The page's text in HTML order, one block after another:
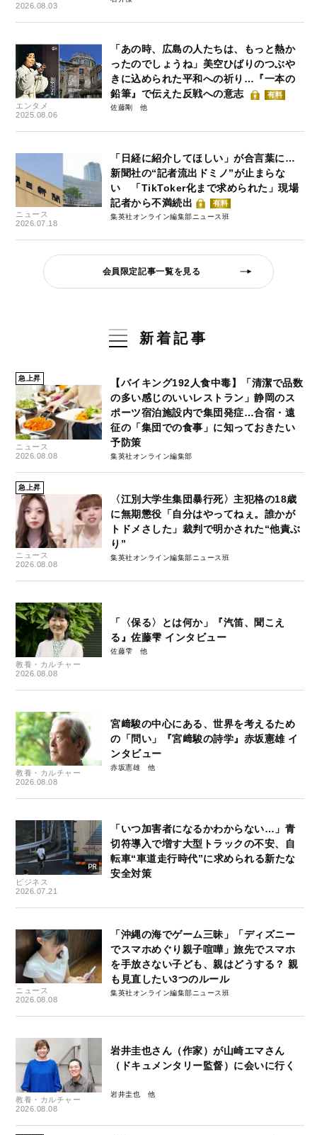
2026.08.03
エンタメ
2025.08.06
「あの時、広島の人たちは、もっと熱か
ったのでしょうね」美空ひばりのつぶや
きに込められた平和への祈り…『一本の
鉛筆』で伝えた反戦への意志
有料
佐藤剛
ニュース
2026.07.18
「日経に紹介してほしい」が合言葉に…
新聞社の“記者流出ドミノ”が止まらな
い 「TikToker化まで求められた」現場
記者から不満続出
有料
集英社オンライン編集部ニュース班
会員限定記事一覧を見る
新着記事
急上昇
ニュース
2026.08.08
【バイキング192人食中毒】「清潔で品数
の多い感じのいいレストラン」静岡のス
ポーツ宿泊施設内で集団発症…合宿・遠
征の「集団での食事」に知っておきたい
予防策
集英社オンライン編集部
急上昇
ニュース
2026.08.08
〈江別大学生集団暴行死〉主犯格の18歳
に無期懲役「自分はやってねぇ。誰かが
トドメさした」裁判で明かされた“他責ぶ
り”
集英社オンライン編集部ニュース班
教養・カルチャー
2026.08.08
「〈保る〉とは何か」『汽笛、聞こえ
る』佐藤雫 インタビュー
佐藤雫
教養・カルチャー
2026.08.08
宮﨑駿の中心にある、世界を考えるため
の「問い」『宮﨑駿の詩学』赤坂憲雄 イ
ンタビュー
赤坂憲雄
ビジネス
2026.07.21
「いつ加害者になるかわからない…」青
切符導入で増す大型トラックの不安、自
転車“車道走行時代”に求められる新たな
安全対策
ニュース
2026.08.08
「沖縄の海でゲーム三昧」「ディズニー
でスマホめぐり親子喧嘩」旅先でスマホ
を手放さない子ども、親はどうする？ 親
も見直したい3つのルール
集英社オンライン編集部ニュース班
教養・カルチャー
2026.08.08
岩井圭也さん（作家）が山崎エマさん
（ドキュメンタリー監督）に会いに行く
岩井圭也